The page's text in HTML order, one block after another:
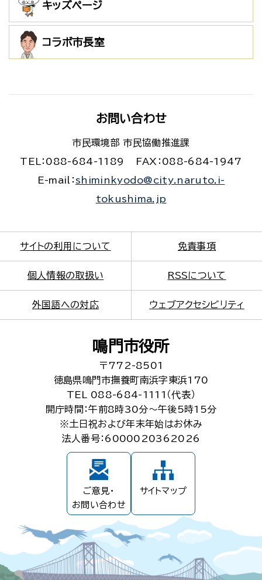
キッズページ
コラボ市長室
お問い合わせ
市民環境部 市民協働推進課
TEL：088-684-1189
FAX：088-684-1947
E-mail： shiminkyodo@city.naruto.i-
tokushima.jp
サイトの利用について 免責事項
個人情報の取扱い RSSについて
外国語への対応 ウェブアクセシビリティ
鳴門市役所
〒772-8501
徳島県鳴門市撫養町南浜字東浜170
TEL 088-684-1111（代表）
開庁時間：午前8時30分～午後5時15分
※土日祝および年末年始はお休み
法人番号：6000020362026
ご意見・
お問い合わせ
サイトマップ